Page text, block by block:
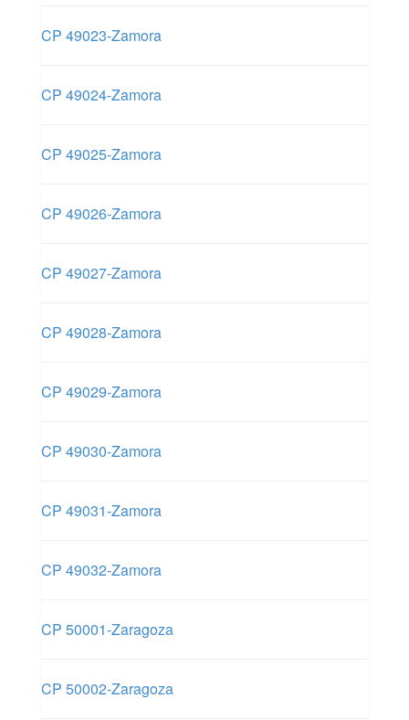
CP 49023-Zamora
CP 49024-Zamora
CP 49025-Zamora
CP 49026-Zamora
CP 49027-Zamora
CP 49028-Zamora
CP 49029-Zamora
CP 49030-Zamora
CP 49031-Zamora
CP 49032-Zamora
CP 50001-Zaragoza
CP 50002-Zaragoza